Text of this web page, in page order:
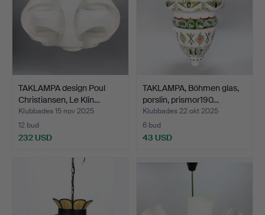
TAKLAMPA design Poul
Christiansen, Le Klin…
Klubbades 15 nov 2025
12 bud
232 USD
TAKLAMPA, Böhmen glas,
porslin, prismor190…
Klubbades 22 okt 2025
6 bud
43 USD